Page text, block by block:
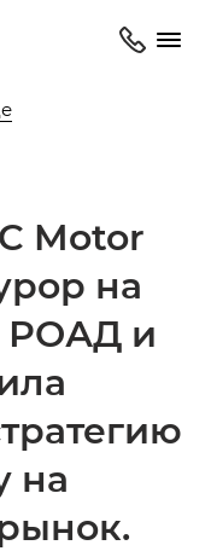
Motor
на
РОАД и
на